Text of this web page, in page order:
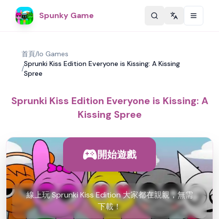
Spunky Game Change
首頁/Io Games
/
Sprunki Kiss Edition Everyone is Kissing: A Kissing
Spree
Sprunki Kiss Edition Everyone is Kissing: A
Kissing Spree
開始遊戲
線上玩 Sprunki Kiss Edition 大家都在親親，無需
下載！